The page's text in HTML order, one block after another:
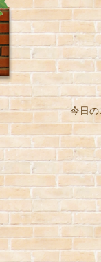
今日